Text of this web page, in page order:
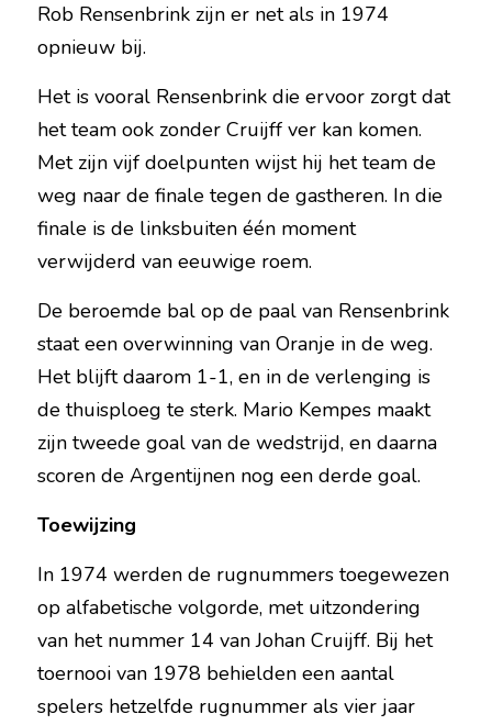
Rob Rensenbrink zijn er net als in 1974
opnieuw bij.
Het is vooral Rensenbrink die ervoor zorgt dat
het team ook zonder Cruijff ver kan komen.
Met zijn vijf doelpunten wijst hij het team de
weg naar de finale tegen de gastheren. In die
finale is de linksbuiten één moment
verwijderd van eeuwige roem.
De beroemde bal op de paal van Rensenbrink
staat een overwinning van Oranje in de weg.
Het blijft daarom 1-1, en in de verlenging is
de thuisploeg te sterk. Mario Kempes maakt
zijn tweede goal van de wedstrijd, en daarna
scoren de Argentijnen nog een derde goal.
Toewijzing
In 1974 werden de rugnummers toegewezen
op alfabetische volgorde, met uitzondering
van het nummer 14 van Johan Cruijff. Bij het
toernooi van 1978 behielden een aantal
spelers hetzelfde rugnummer als vier jaar